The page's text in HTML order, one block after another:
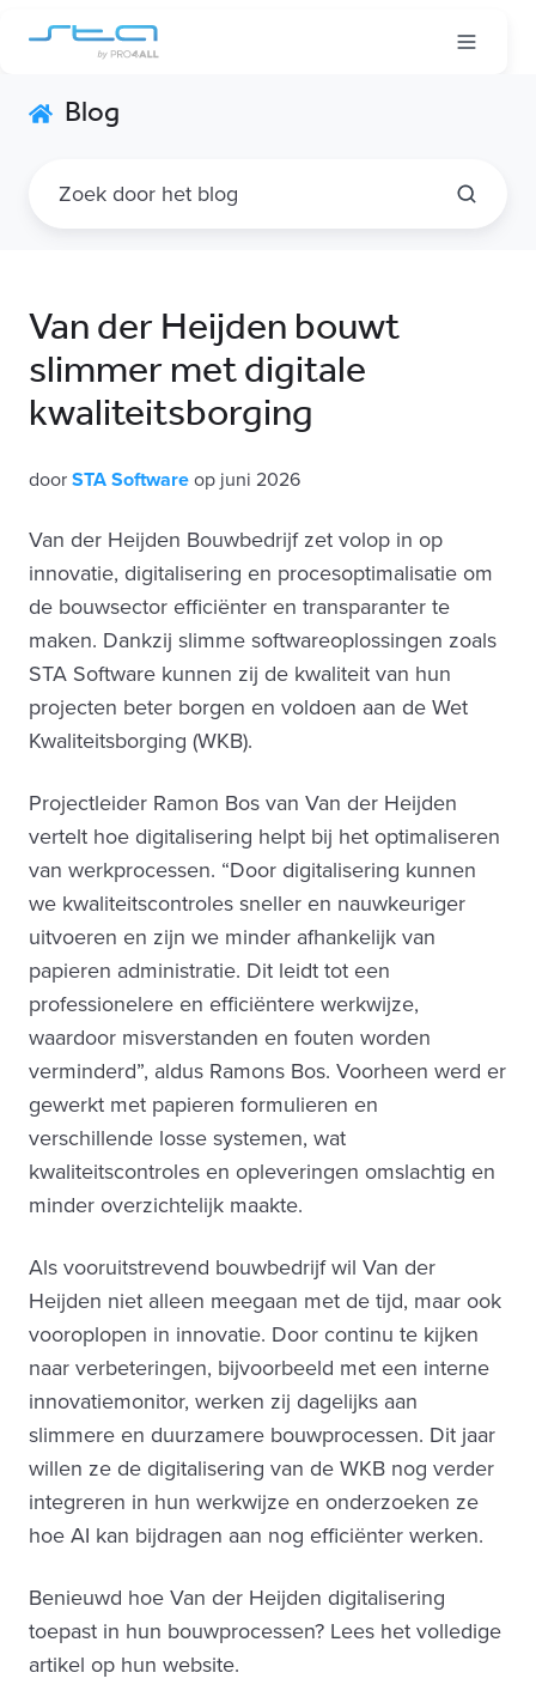
Blog
Van der Heijden bouwt
slimmer met digitale
kwaliteitsborging
door STA Software op juni 2026
Van der Heijden Bouwbedrijf zet volop in op
innovatie, digitalisering en procesoptimalisatie om
de bouwsector efficiënter en transparanter te
maken. Dankzij slimme softwareoplossingen zoals
STA Software kunnen zij de kwaliteit van hun
projecten beter borgen en voldoen aan de Wet
Kwaliteitsborging (WKB).
Projectleider Ramon Bos van Van der Heijden
vertelt hoe digitalisering helpt bij het optimaliseren
van werkprocessen. “Door digitalisering kunnen
we kwaliteitscontroles sneller en nauwkeuriger
uitvoeren en zijn we minder afhankelijk van
papieren administratie. Dit leidt tot een
professionelere en efficiëntere werkwijze,
waardoor misverstanden en fouten worden
verminderd”, aldus Ramons Bos. Voorheen werd er
gewerkt met papieren formulieren en
verschillende losse systemen, wat
kwaliteitscontroles en opleveringen omslachtig en
minder overzichtelijk maakte.
Als vooruitstrevend bouwbedrijf wil Van der
Heijden niet alleen meegaan met de tijd, maar ook
vooroplopen in innovatie. Door continu te kijken
naar verbeteringen, bijvoorbeeld met een interne
innovatiemonitor, werken zij dagelijks aan
slimmere en duurzamere bouwprocessen. Dit jaar
willen ze de digitalisering van de WKB nog verder
integreren in hun werkwijze en onderzoeken ze
hoe AI kan bijdragen aan nog efficiënter werken.
Benieuwd hoe Van der Heijden digitalisering
toepast in hun bouwprocessen? Lees het volledige
artikel op hun website.